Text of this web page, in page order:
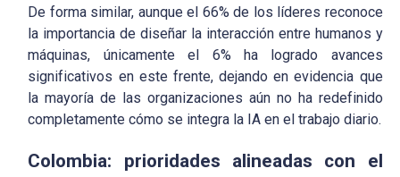
De forma similar, aunque el 66% de los líderes reconoce
la importancia de diseñar la interacción entre humanos y
máquinas, únicamente el 6% ha logrado avances
significativos en este frente, dejando en evidencia que
la mayoría de las organizaciones aún no ha redefinido
completamente cómo se integra la IA en el trabajo diario.
Colombia: prioridades alineadas con el